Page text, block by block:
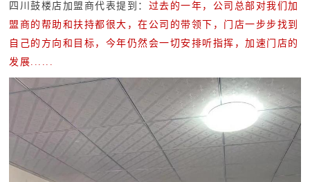
四川鼓楼店加盟商代表提到： 过去的一年，公司总部对我们加
盟商的帮助和扶持都很大，在公司的带领下，门店一步步找到
自己的方向和目标，今年仍然会一切安排听指挥，加速门店的
发展......